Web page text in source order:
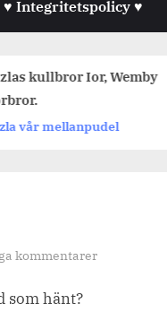
♥ Integritetspolicy ♥
Ior, Wemby
mellanpudel
kommentarertill
som hänt?